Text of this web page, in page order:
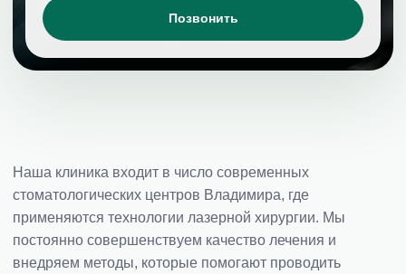
Позвонить
Наша клиника входит в число современных
стоматологических центров Владимира, где
применяются технологии лазерной хирургии. Мы
постоянно совершенствуем качество лечения и
внедряем методы, которые помогают проводить